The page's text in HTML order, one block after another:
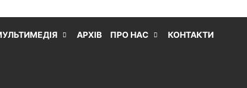
АРХІВ ПРО НАС КОНТАКТИ